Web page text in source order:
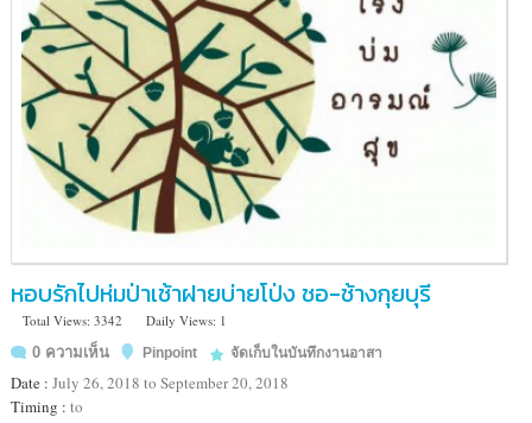
หอบรักไปห่มป่าเช้าฝายบ่ายโป่ง ชอ-ช้างกุยบุรี
Total Views: 3342
Daily Views: 1
0 ความเห็น
Pinpoint จัดเก็บในบันทึกงานอาสา
Date : July 26, 2018 to September 20, 2018
Timing : to